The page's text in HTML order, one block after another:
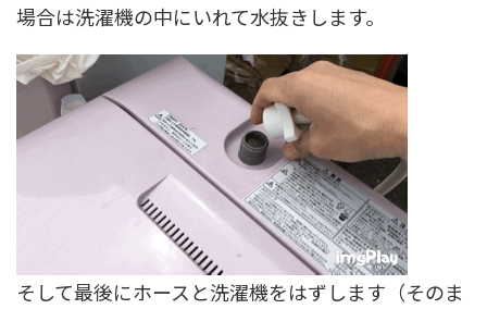
場合は洗濯機の中にいれて水抜きします。
そして最後にホースと洗濯機をはずします（そのま